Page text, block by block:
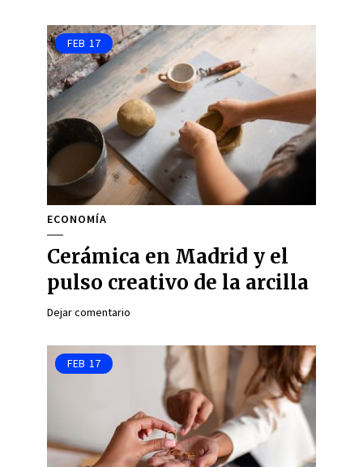
FEB 17
ECONOMÍA
Cerámica en Madrid y el
pulso creativo de la arcilla
Dejar comentario
FEB 17